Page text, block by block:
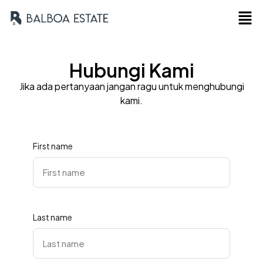
Hubungi Kami
Jika ada pertanyaan jangan ragu untuk menghubungi
kami.
First name
Last name